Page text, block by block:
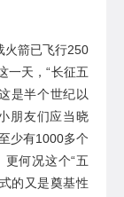
火箭已飞行250
一天，“长征五
是半个世纪以
朋友们应当晓
少有1000多个
更何况这个“五
的又是奠基性